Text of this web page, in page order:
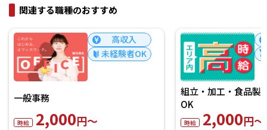
関連する職種のおすすめ
高収入
未経験者OK
一般事務
時給 2,000円～
組立・加工・食品製
OK
時給 2,000円～